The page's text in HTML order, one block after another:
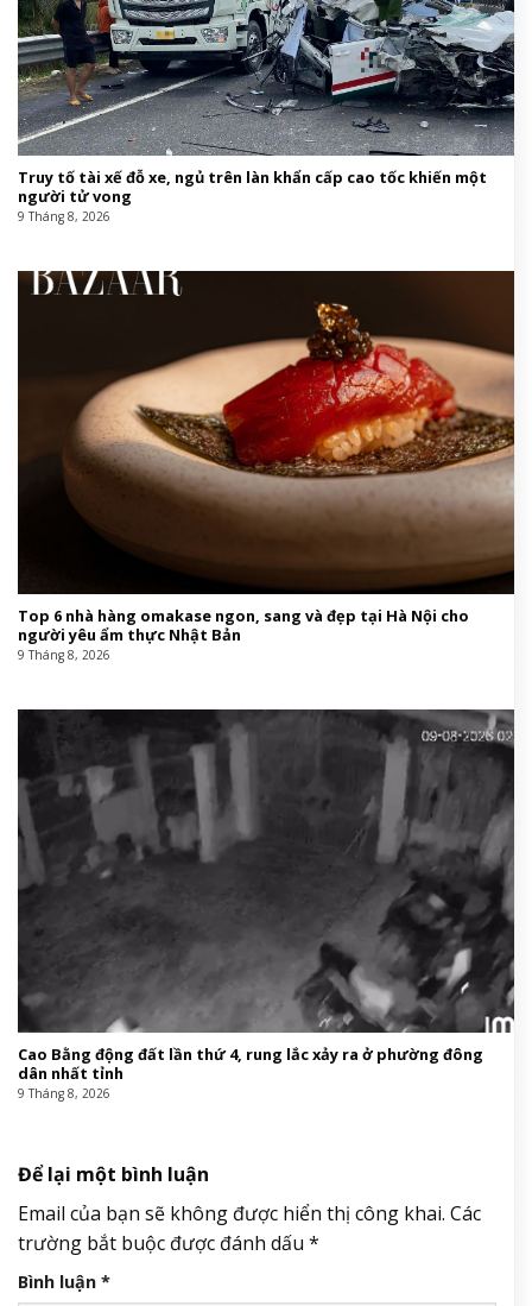
Truy tố tài xế đỗ xe, ngủ trên làn khẩn cấp cao tốc khiến một
người tử vong
9 Tháng 8, 2026
Top 6 nhà hàng omakase ngon, sang và đẹp tại Hà Nội cho
người yêu ẩm thực Nhật Bản
9 Tháng 8, 2026
Cao Bằng động đất lần thứ 4, rung lắc xảy ra ở phường đông
dân nhất tỉnh
9 Tháng 8, 2026
Để lại một bình luận
Email của bạn sẽ không được hiển thị công khai. Các
trường bắt buộc được đánh dấu *
Bình luận *